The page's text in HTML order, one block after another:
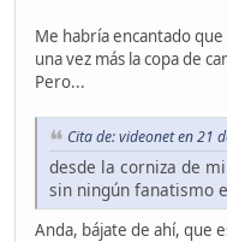
Me habría encantado
una vez más la copa de
Pero...
Cita de: videonet en 21
desde la corniza de
sin ningún fanatismo
Anda, bájate de ahí, que